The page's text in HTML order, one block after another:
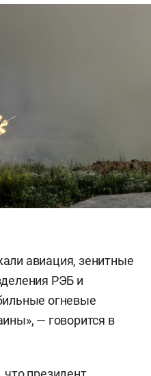
авиация, зенитные
РЭБ и
огневые
— говорится в